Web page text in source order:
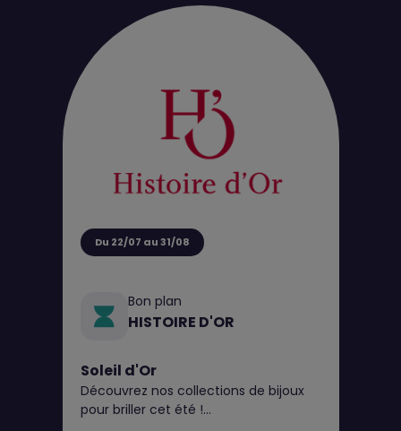
Du 22/07 au 31/08
Bon plan
HISTOIRE D'OR
Soleil d'Or
Découvrez nos collections de bijoux
pour briller cet été !